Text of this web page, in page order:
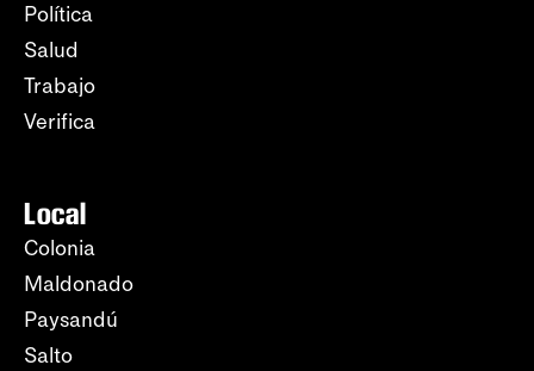
Política
Salud
Trabajo
Verifica
Local
Colonia
Maldonado
Paysandú
Salto